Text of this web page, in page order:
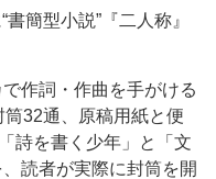
簡型小説”『二人称』
作詞・作曲を手がける
32通、原稿用紙と便
詩を書く少年」と「文
読者が実際に封筒を開